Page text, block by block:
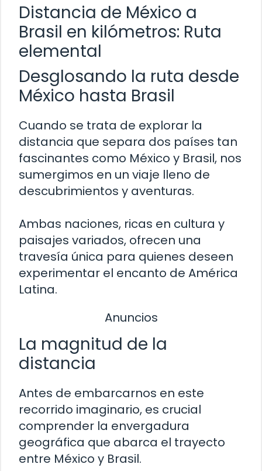
Distancia de México a
Brasil en kilómetros: Ruta
elemental
Desglosando la ruta desde
México hasta Brasil
Cuando se trata de explorar la
distancia que separa dos países tan
fascinantes como México y Brasil, nos
sumergimos en un viaje lleno de
descubrimientos y aventuras.
Ambas naciones, ricas en cultura y
paisajes variados, ofrecen una
travesía única para quienes deseen
experimentar el encanto de América
Latina.
Anuncios
La magnitud de la
distancia
Antes de embarcarnos en este
recorrido imaginario, es crucial
comprender la envergadura
geográfica que abarca el trayecto
entre México y Brasil.